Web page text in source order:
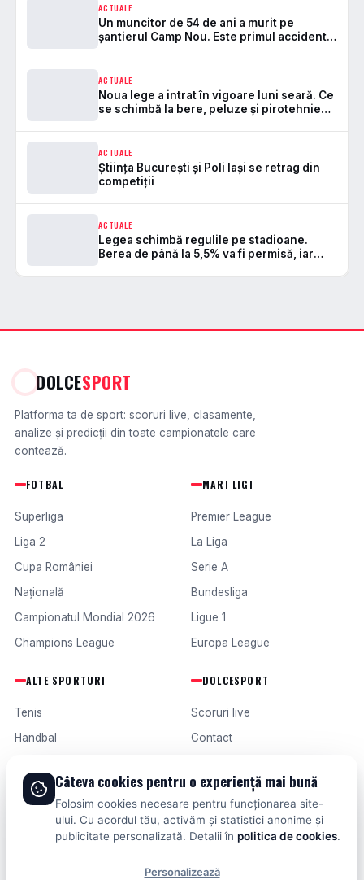
ACTUALE
Un muncitor de 54 de ani a murit pe
șantierul Camp Nou. Este primul accident
ACTUALE
Noua lege a intrat în vigoare luni seară. Ce
se schimbă la bere, peluze și pirotehnie
ACTUALE
Știința București și Poli Iași se retrag din
competiții
ACTUALE
Legea schimbă regulile pe stadioane.
Berea de până la 5,5% va fi permisă, iar
DOLCESPORT
Platforma ta de sport: scoruri live, clasamente,
analize și predicții din toate campionatele care
contează.
FOTBAL
Superliga
Liga 2
Cupa României
Națională
Campionatul Mondial 2026
Champions League
MARI LIGI
Premier League
La Liga
Serie A
Bundesliga
Ligue 1
Europa League
ALTE SPORTURI
Tenis
Handbal
Formula 1
Fotbal intern
Fotbal extern
DOLCESPORT
Scoruri live
Contact
Termeni și condiții
Câteva cookies pentru o experiență mai bună
Folosim cookies necesare pentru funcționarea site-
ului. Cu acordul tău, activăm și statistici anonime și
publicitate personalizată. Detalii în politica de cookies.
Personalizează